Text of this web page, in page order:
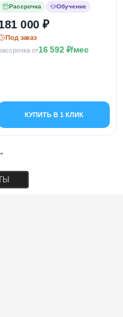
Рассрочка Обучение
000
Под заказ
от16 592 /мес
КУПИТЬ В 1 КЛИК